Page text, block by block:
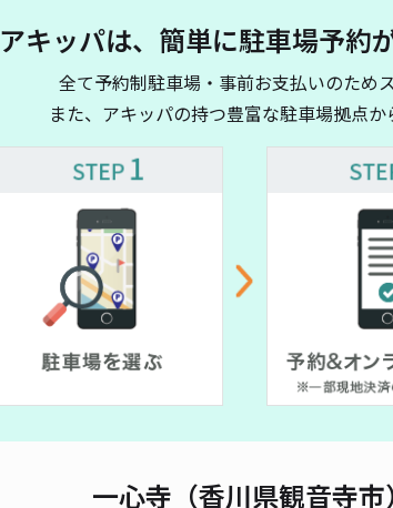
アキッパは、簡単に駐車場予約
全て予約制駐車場・事前お支払いのため
また、アキッパの持つ豊富な駐車場拠点
一心寺（香川県観音寺